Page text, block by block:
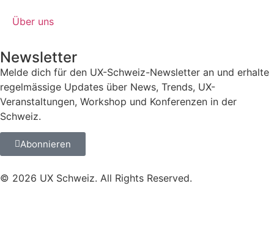
Über uns
Newsletter
Melde dich für den UX-Schweiz-Newsletter an und erhalte
regelmässige Updates über News, Trends, UX-
Veranstaltungen, Workshop und Konferenzen in der
Schweiz.
Abonnieren
© 2026 UX Schweiz. All Rights Reserved.